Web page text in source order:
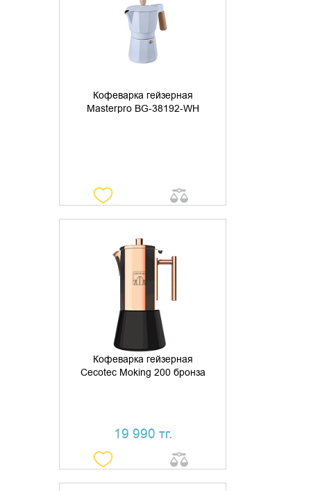
Кофеварка гейзерная
Masterpro BG-38192-WH
Кофеварка гейзерная
Cecotec Moking 200 бронза
19 990 тг.
ДОБАВИТЬ В КОРЗИНУ